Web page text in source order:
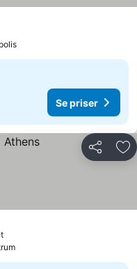
Se priser
Dela